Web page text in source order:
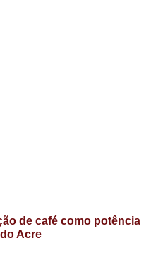
de café como potência
Acre